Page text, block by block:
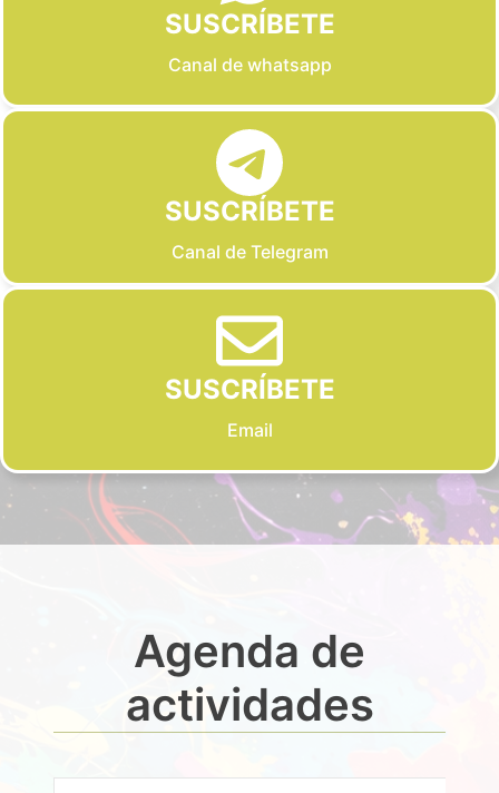
SUSCRÍBETE
Canal de whatsapp
SUSCRÍBETE
Canal de Telegram
SUSCRÍBETE
Email
Agenda de
actividades